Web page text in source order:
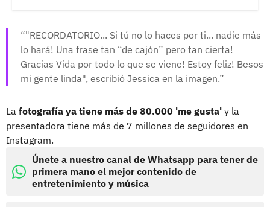
"RECORDATORIO... Si tú no lo haces por ti... nadie más
lo hará! Una frase tan “de cajón” pero tan cierta!
Gracias Vida por todo lo que se viene! Estoy feliz! Besos
mi gente linda", escribió Jessica en la imagen.
La fotografía ya tiene más de 80.000 'me gusta' y la
presentadora tiene más de 7 millones de seguidores en
Instagram.
Únete a nuestro canal de Whatsapp para tener de
primera mano el mejor contenido de
entretenimiento y música